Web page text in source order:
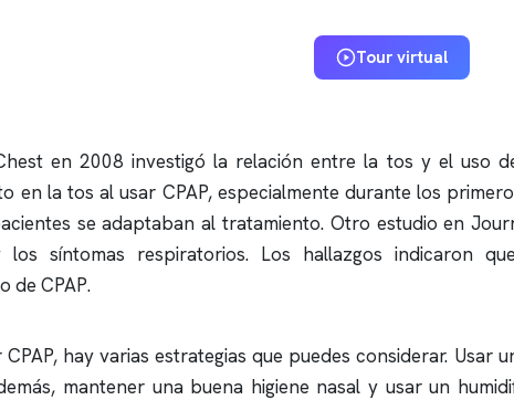
Tour virtual
en 2008 investigó la relación entre la tos y el uso
en la tos al usar CPAP, especialmente durante los
se adaptaban al tratamiento. Otro estudio en
síntomas respiratorios. Los hallazgos indicaron
de CPAP.
hay varias estrategias que puedes considerar. Usar
mantener una buena higiene nasal y usar un